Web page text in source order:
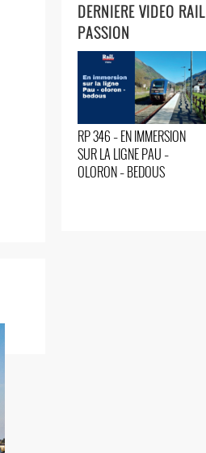
DERNIERE VIDEO RAIL
PASSION
RP 346 – EN IMMERSION
SUR LA LIGNE PAU –
OLORON – BEDOUS